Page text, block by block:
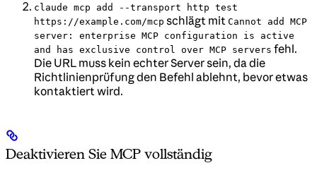
claude mcp add --transport http test
https://example.com/mcp schlägt mit Cannot add MCP
server: enterprise MCP configuration is active
and has exclusive control over MCP servers fehl.
Die URL muss kein echter Server sein, da die
Richtlinienprüfung den Befehl ablehnt, bevor etwas
kontaktiert wird.
Deaktivieren Sie MCP vollständig